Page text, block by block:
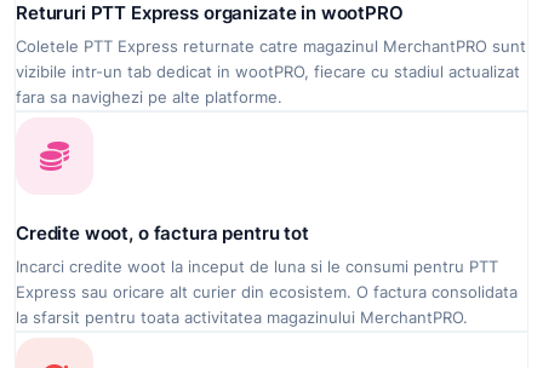
Retururi PTT Express organizate in wootPRO
Coletele PTT Express returnate catre magazinul MerchantPRO sunt
vizibile intr-un tab dedicat in wootPRO, fiecare cu stadiul actualizat
fara sa navighezi pe alte platforme.
Credite woot, o factura pentru tot
Incarci credite woot la inceput de luna si le consumi pentru PTT
Express sau oricare alt curier din ecosistem. O factura consolidata
la sfarsit pentru toata activitatea magazinului MerchantPRO.